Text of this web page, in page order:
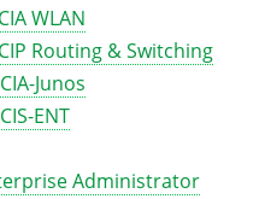
WLAN
Routing & Switching
Junos
ENT
Administrator